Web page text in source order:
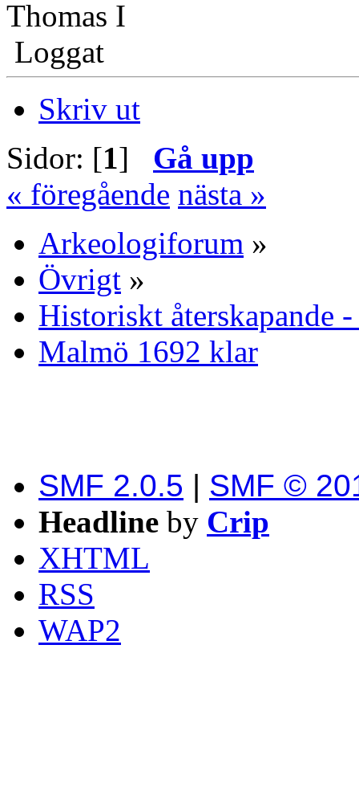
Thomas I
Loggat
Skriv ut
Sidor: [1] Gå upp
« föregående nästa »
Arkeologiforum »
Övrigt »
Historiskt återskapande
Malmö 1692 klar
SMF 2.0.5 | SMF ©
Headline by Crip
XHTML
RSS
WAP2